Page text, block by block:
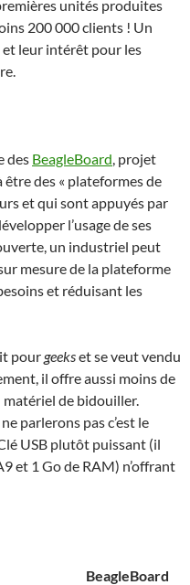
unités produites
200 000 clients ! Un
et leur intérêt pour les
des BeagleBoard, projet
des « plateformes de
et qui sont appuyés par
l’usage de ses
un industriel peut
mesure de la plateforme
et réduisant les
pour geekset se veut vendu
il offre aussi moins de
de bidouiller.
parlerons pas c’est le
USB plutôt puissant (il
et 1 Go de RAM) n’offrant
BeagleBoard